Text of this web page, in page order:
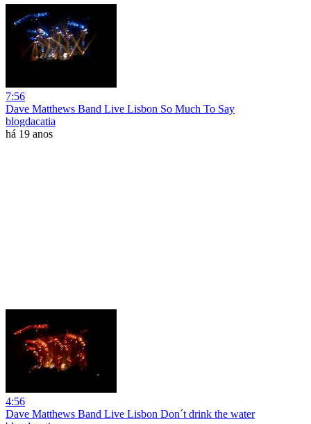
7:56
Dave Matthews Band Live Lisbon So Much To Say
blogdacatia
há 19 anos
4:56
Dave Matthews Band Live Lisbon Don´t drink the water